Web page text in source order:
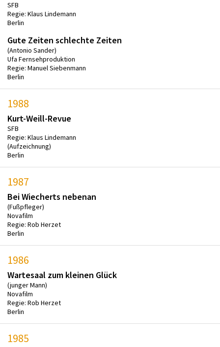
SFB
Regie: Klaus Lindemann
Berlin
Gute Zeiten schlechte Zeiten
(Antonio Sander)
Ufa Fernsehproduktion
Regie: Manuel Siebenmann
Berlin
1988
Kurt-Weill-Revue
SFB
Regie: Klaus Lindemann
(Aufzeichnung)
Berlin
1987
Bei Wiecherts nebenan
(Fußpfleger)
Novafilm
Regie: Rob Herzet
Berlin
1986
Wartesaal zum kleinen Glück
(junger Mann)
Novafilm
Regie: Rob Herzet
Berlin
1985